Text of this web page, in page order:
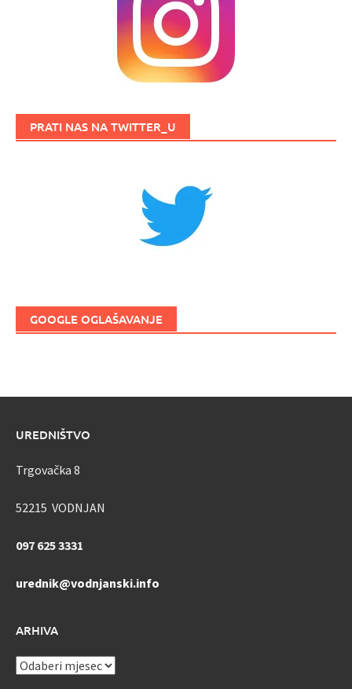
PRATI NAS NA TWITTER_U
GOOGLE OGLAŠAVANJE
UREDNIŠTVO
Trgovačka 8
52215 VODNJAN
097 625 3331
urednik@vodnjanski.info
ARHIVA
ARHIVA